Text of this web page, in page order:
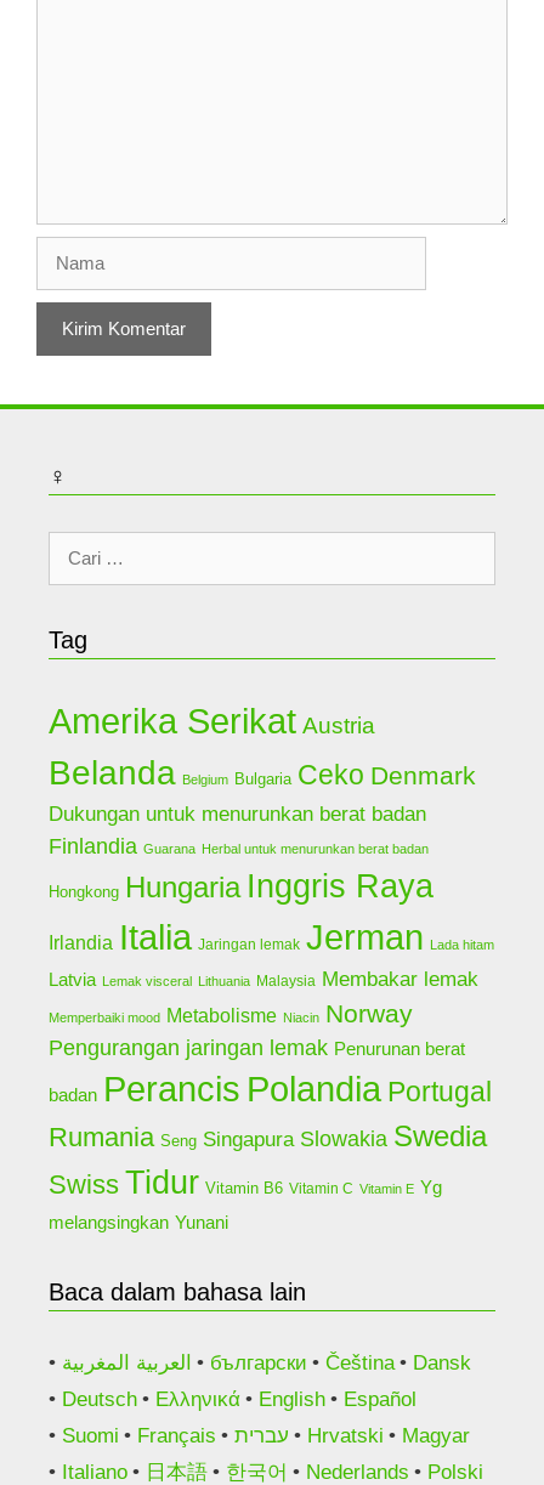
♀
Tag
Amerika Serikat Austria
Belanda Belgium Bulgaria Ceko Denmark
Dukungan untuk menurunkan berat badan
Finlandia Guarana Herbal untuk menurunkan berat badan
Hongkong Hungaria Inggris Raya
Irlandia Italia Jaringan lemak Jerman Lada hitam
Latvia Lemak visceral Lithuania Malaysia Membakar lemak
Memperbaiki mood Metabolisme Niacin Norway
Pengurangan jaringan lemak Penurunan berat
badan Perancis Polandia Portugal
Rumania Seng Singapura Slowakia Swedia
Swiss Tidur Vitamin B6 Vitamin C Vitamin E Yg
melangsingkan Yunani
Baca dalam bahasa lain
العربية المغربية български Čeština
Dansk
Deutsch
Ελληνικά English
Español
Suomi
Français עברית Hrvatski
Magyar
Italiano
日本語 한국어 Nederlands
Polski